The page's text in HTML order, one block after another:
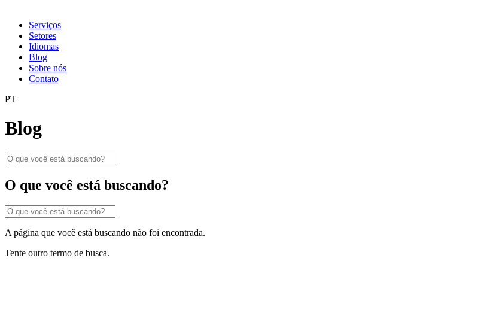
Serviços
Setores
Idiomas
Blog
Sobre nós
Contato
PT
Blog
O que você está buscando?
A página que você está buscando não foi encontrada.
Tente outro termo de busca.